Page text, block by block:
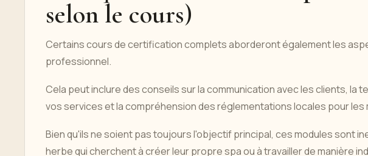
selon le cours)
Certains cours de certification complets aborderont également les
professionnel.
Cela peut inclure des conseils sur la communication avec les clients, la
vos services et la compréhension des réglementations locales pour
Bien qu'ils ne soient pas toujours l'objectif principal, ces modules sont
herbe qui cherchent à créer leur propre spa ou à travailler de manière